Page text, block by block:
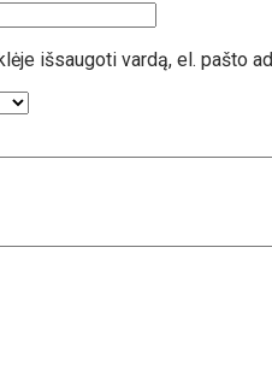
išsaugoti vardą, el. pašto